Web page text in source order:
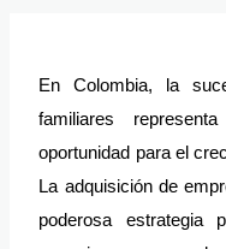
En Colombia, la
familiares
oportunidad para el
La adquisición de
poderosa estrategia